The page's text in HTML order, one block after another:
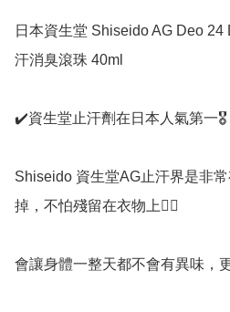
日本資生堂 Shiseido AG Deo 24
汗消臭滾珠 40ml
✔️資生堂止汗劑在日本人氣第一🎖
Shiseido 資生堂AG止汗界是非
掉，不怕殘留在衣物上👍🏻
會讓身體一整天都不會有異味，